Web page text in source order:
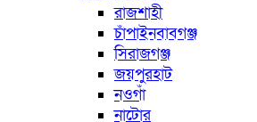
রাজশাহী
চাঁপাইনবাবগঞ্জ
সিরাজগঞ্জ
জয়পুরহাট
নওগাঁ
নাটোর